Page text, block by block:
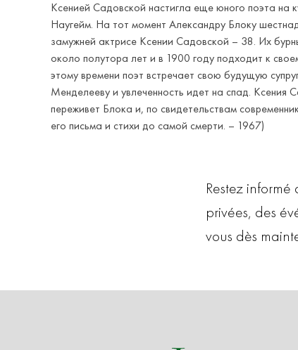
Ксенией Садовской настигла еще юного поэта на
Наугейм. На тот момент Александру Блоку
замужней актрисе Ксении Садовской – 38. Их
около полутора лет и в 1900 году подходит к
этому времени поэт встречает свою будущую
Менделееву и увлеченность идет на спад. Ксения
переживет Блока и, по свидетельствам
его письма и стихи до самой смерти. – 1967)
Restez
privées, des
vous dès